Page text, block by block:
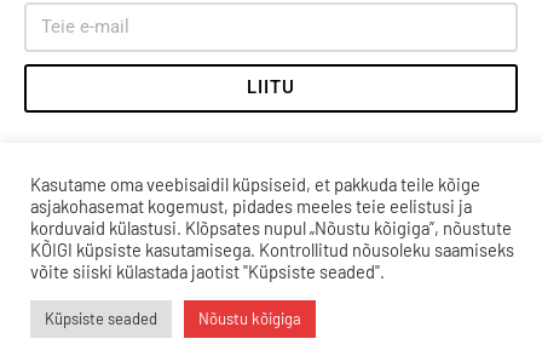
LIITU
Kasutame oma veebisaidil küpsiseid, et pakkuda teile kõige
asjakohasemat kogemust, pidades meeles teie eelistusi ja
korduvaid külastusi. Klõpsates nupul „Nõustu kõigiga”, nõustute
KÕIGI küpsiste kasutamisega. Kontrollitud nõusoleku saamiseks
võite siiski külastada jaotist "Küpsiste seaded".
Küpsiste seaded Nõustu kõigiga